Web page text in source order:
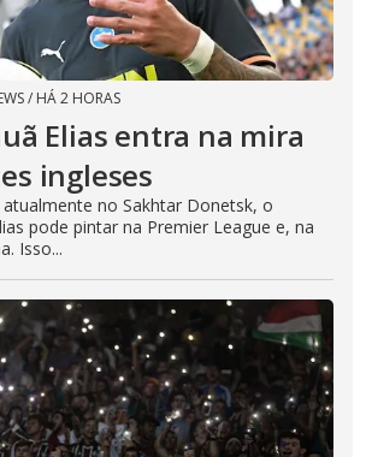
/ HÁ 2 HORAS
Elias entra na mira
ingleses
atualmente no Sakhtar Donetsk, o
pode pintar na Premier League e, na
Isso...